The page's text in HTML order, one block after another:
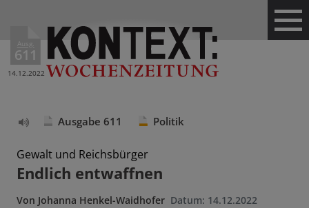
Ausg.
611
14.12.2022
vorlesen
Ausgabe 611 Politik
Gewalt und Reichsbürger
Endlich entwaffnen
Von Johanna Henkel-Waidhofer Datum: 14.12.2022